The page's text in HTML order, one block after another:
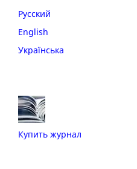
Русский
English
Українська
Купить журнал